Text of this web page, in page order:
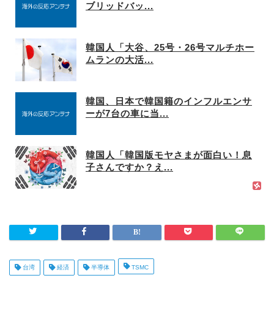
ブリッドバッ...
韓国人「大谷、25号・26号マルチホー
ムランの大活...
韓国、日本で韓国籍のインフルエンサ
ーが7台の車に当...
韓国人「韓国版モヤさまが面白い！息
子さんですか？え...
台湾 経済 半導体 TSMC